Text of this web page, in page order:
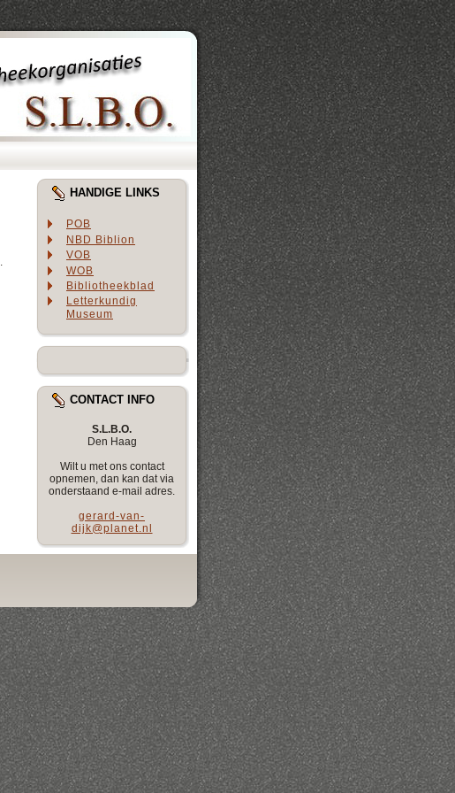
HANDIGE LINKS
POB
NBD Biblion
VOB
WOB
Bibliotheekblad
Letterkundig
Museum
CONTACT INFO
S.L.B.O.
Den Haag
Wilt u met ons contact
opnemen, dan kan dat via
onderstaand e-mail adres.
gerard-van-
dijk@planet.nl